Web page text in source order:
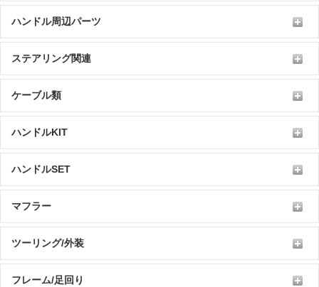
ハンドル周辺パーツ
ステアリング関連
ケーブル類
ハンドルKIT
ハンドルSET
マフラー
ツーリング/外装
フレーム/足回り